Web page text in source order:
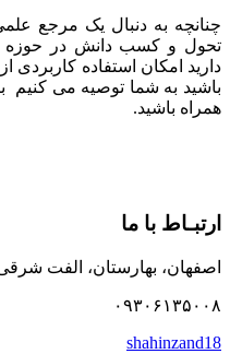
چنانچه به دنبال یک مرجع
تحول و کسب دانش در حوزه
دارید امکان استفاده کاربردی
باشید به شما توصیه می
همراه باشید.
ارتبـاط با ما
اصفهان، بهارستان، الفت شرقی،
۰۹۳۰۶۱۳۵۰۰۸
shahinzand18